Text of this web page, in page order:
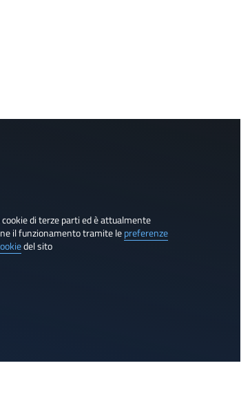
di terze parti ed è attualmente
il funzionamento tramite lepreferenze
del sito